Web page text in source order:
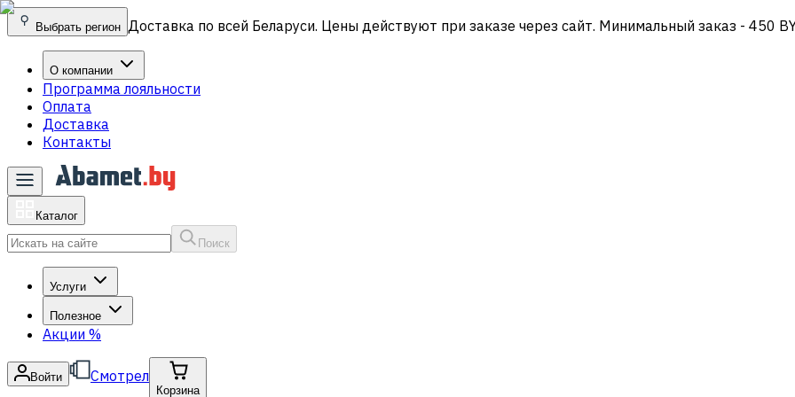
Выбрать регион Доставка по всей Беларуси. Цены действуют при заказе через сайт. Минимальный заказ - 450
О компании
Программа лояльности
Оплата
Доставка
Контакты
Каталог
Поиск
Услуги
Полезное
Акции %
Войти Смотрел
Корзина